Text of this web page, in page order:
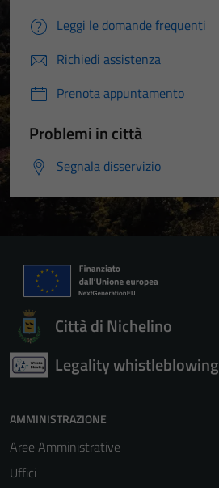
Leggi le domande frequenti
Richiedi assistenza
Prenota appuntamento
Problemi in città
Segnala disservizio
Città di Nichelino
Legality whistleblowing
AMMINISTRAZIONE
Aree Amministrative
Uffici